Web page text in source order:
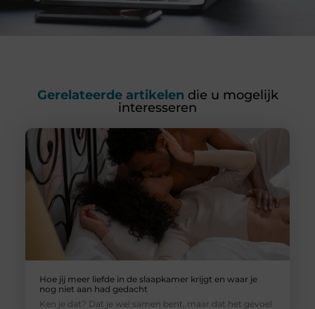
Gerelateerde artikelen die u mogelijk
interesseren
Hoe jij meer liefde in de slaapkamer krijgt en waar je
nog niet aan had gedacht
Ken je dat? Dat je wel samen bent, maar dat het gevoel